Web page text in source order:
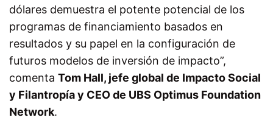
dólares demuestra el potente potencial de los
programas de financiamiento basados en
resultados y su papel en la configuración de
futuros modelos de inversión de impacto”,
comenta Tom Hall, jefe global de Impacto Social
y Filantropía y CEO de UBS Optimus Foundation
Network.